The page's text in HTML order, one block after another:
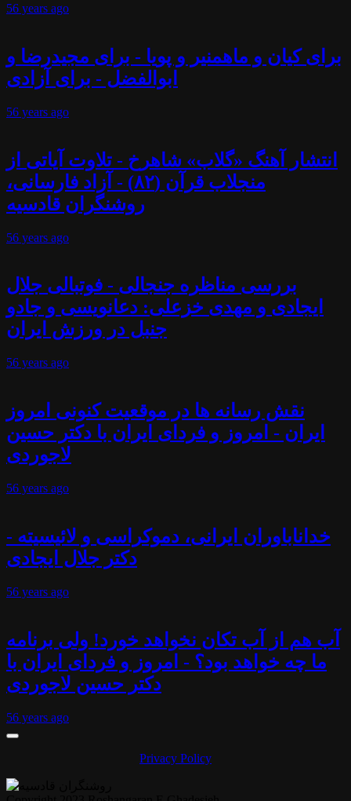
56 years ago
برای کیان و ماهمنیر و پویا - برای مجیدرضا و
ابوالفضل - برای آزادی
56 years ago
انتشار آهنگ «گلاب» شاهرخ - تلاوت آیاتی از
منجلاب قرآن (۸۲) - آزاد فارسانی،
روشنگران قادسیه
56 years ago
بررسی مناظره جنجالی - فوتبالی جلال
ایجادی و مهدی خزعلی: دعانویسی و جادو
جنبل در ورزش ایران
56 years ago
نقش رسانه ها در موقعیت کنونی امروز
ایران - امروز و فردای ایران با دکتر حسین
لاجوردی
56 years ago
خداناباوران ایرانی، دموکراسی و لائیسیته -
دکتر جلال ایجادی
56 years ago
آب هم از آب تکان نخواهد خورد! ولی برنامه
ما چه خواهد بود؟ - امروز و فردای ایران با
دکتر حسین لاجوردی
56 years ago
Privacy Policy